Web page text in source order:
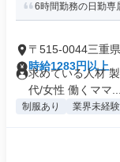
6時間勤務の日勤
〒515-0044三重
時給1283円以上
求めている人材
代/女性 働くママ...
制服あり 業界未経